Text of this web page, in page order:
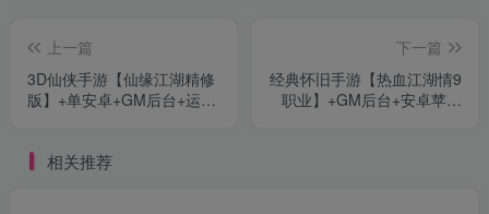
上一篇
3D仙侠手游【仙缘江湖精修
版】+单安卓+GM后台+运营
下一篇
经典怀旧手游【热血江湖情9
职业】+GM后台+安卓苹果
相关推荐